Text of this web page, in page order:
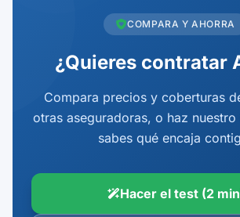
COMPARA Y AHORRA
¿Quieres contratar
Compara precios y coberturas
otras aseguradoras, o haz nuestro
sabes qué encaja
Hacer el test (2